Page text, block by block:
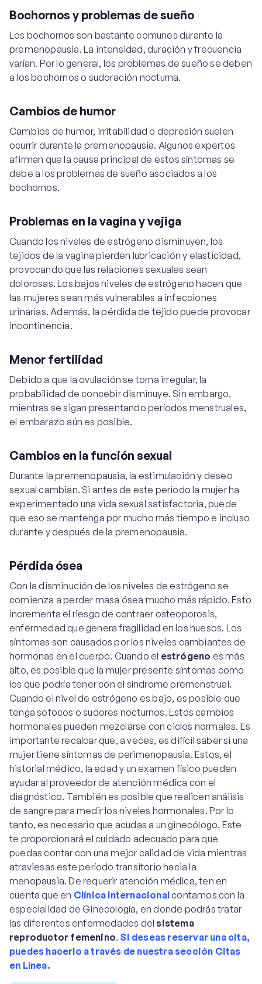
Bochornos y problemas de sueño
Los bochornos son bastante comunes durante la
premenopausia. La intensidad, duración y frecuencia
varían. Por lo general, los problemas de sueño se deben
a los bochornos o sudoración nocturna.
Cambios de humor
Cambios de humor, irritabilidad o depresión suelen
ocurrir durante la premenopausia. Algunos expertos
afirman que la causa principal de estos síntomas se
debe a los problemas de sueño asociados a los
bochornos.
Problemas en la vagina y vejiga
Cuando los niveles de estrógeno disminuyen, los
tejidos de la vagina pierden lubricación y elasticidad,
provocando que las relaciones sexuales sean
dolorosas. Los bajos niveles de estrógeno hacen que
las mujeres sean más vulnerables a infecciones
urinarias. Además, la pérdida de tejido puede provocar
incontinencia.
Menor fertilidad
Debido a que la ovulación se torna irregular, la
probabilidad de concebir disminuye. Sin embargo,
mientras se sigan presentando períodos menstruales,
el embarazo aún es posible.
Cambios en la función sexual
Durante la premenopausia, la estimulación y deseo
sexual cambian. Si antes de este periodo la mujer ha
experimentado una vida sexual satisfactoria, puede
que eso se mantenga por mucho más tiempo e incluso
durante y después de la premenopausia.
Pérdida ósea
Con la disminución de los niveles de estrógeno se
comienza a perder masa ósea mucho más rápido. Esto
incrementa el riesgo de contraer osteoporosis,
enfermedad que genera fragilidad en los huesos. Los
síntomas son causados ​​por los niveles cambiantes de
hormonas en el cuerpo. Cuando el estrógeno es más
alto, es posible que la mujer presente síntomas como
los que podría tener con el síndrome premenstrual.
Cuando el nivel de estrógeno es bajo, es posible que
tenga sofocos o sudores nocturnos. Estos cambios
hormonales pueden mezclarse con ciclos normales. Es
importante recalcar que, a veces, es difícil saber si una
mujer tiene síntomas de perimenopausia. Estos, el
historial médico, la edad y un examen físico pueden
ayudar al proveedor de atención médica con el
diagnóstico. También es posible que realicen análisis
de sangre para medir los niveles hormonales. Por lo
tanto, es necesario que acudas a un ginecólogo. Este
te proporcionará el cuidado adecuado para que
puedas contar con una mejor calidad de vida mientras
atraviesas este período transitorio hacia la
menopausia. De requerir atención médica, ten en
cuenta que en Clínica Internacionalcontamos con la
especialidad de Ginecología, en donde podrás tratar
las diferentes enfermedades delsistema
reproductor femenino. Si deseas reservar una cita,
puedes hacerlo a través de nuestra sección Citas
en Línea.